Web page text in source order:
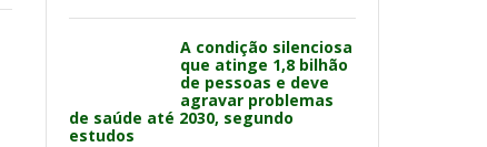
A condição silenciosa
que atinge 1,8 bilhão
de pessoas e deve
agravar problemas
de saúde até 2030, segundo
estudos